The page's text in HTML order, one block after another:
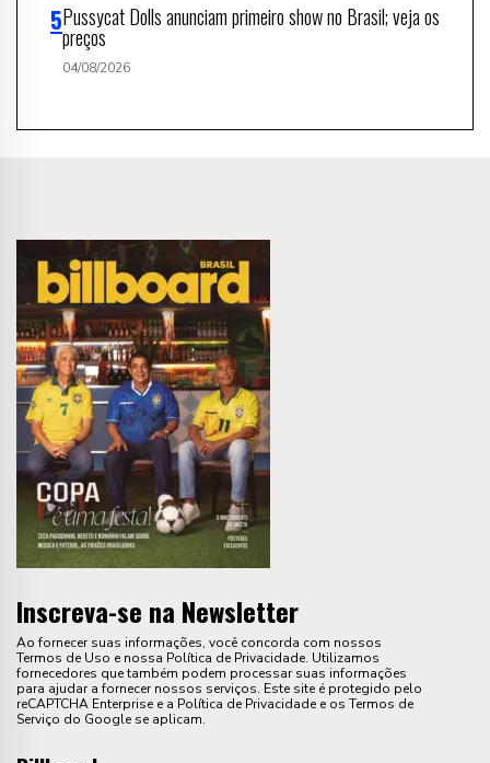
Pussycat Dolls anunciam primeiro show no Brasil; veja os
preços
04/08/2026
Inscreva-se na Newsletter
Ao fornecer suas informações, você concorda com nossos
Termos de Uso e nossa Política de Privacidade. Utilizamos
fornecedores que também podem processar suas informações
para ajudar a fornecer nossos serviços. Este site é protegido pelo
reCAPTCHA Enterprise e a Política de Privacidade e os Termos de
Serviço do Google se aplicam.